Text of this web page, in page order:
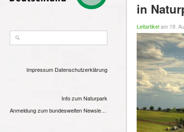
Impressum Datenschutzerklärung
Info zum Naturpark
Anmeldung zum bundesweiten Newsletter
in
Leitartikelam 19.